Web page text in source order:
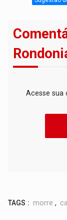
Acesse sua
TAGS : morre ,